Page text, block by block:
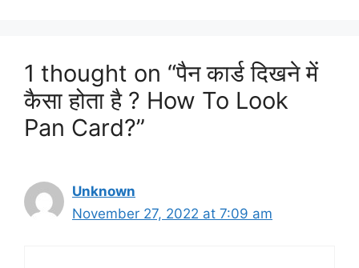
1 thought on “पैन कार्ड दिखने में
कैसा होता है ? How To Look
Pan Card?”
Unknown
November 27, 2022 at 7:09 am